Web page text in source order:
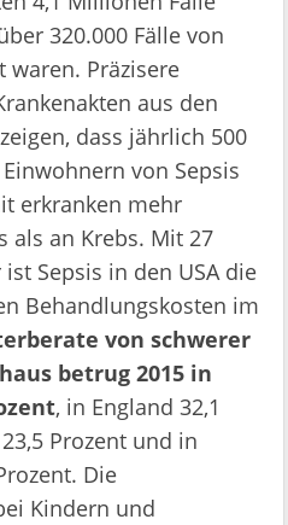
320.000 Fälle von
waren. Präzisere
aus den
dass jährlich 500
von Sepsis
erkranken mehr
als an Krebs. Mit 27
Sepsis in den USA die
Behandlungskosten im
von schwerer
betrug 2015 in
, in England 32,1
Prozent und in
Die
Kindern und